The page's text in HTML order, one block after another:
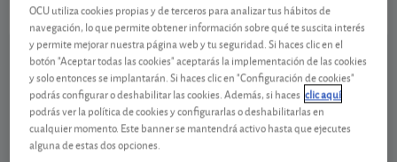
Ver detalladamente
Mayor beneficio a cierre de 2025
En el tercer trimestre la eléctrica logró un beneficio
de 0,79 euros por acción, un 3% por debajo del
logrado hace un año. Pero hay que tener en cuenta
OCU utiliza cookies propias y de terceros para analizar tus hábitos de
navegación, lo que permite obtener información sobre qué te suscita interés
y permite mejorar nuestra página web y tu seguridad. Si haces clic en el
botón "Aceptar todas las cookies" aceptarás la implementación de las cookies
y solo entonces se implantarán. Si haces clic en "Configuración de cookies"
podrás configurar o deshabilitar las cookies. Además, si haces clic aquí
podrás ver la política de cookies y configurarlas o deshabilitarlas en
cualquier momento. Este banner se mantendrá activo hasta que ejecutes
alguna de estas dos opciones.